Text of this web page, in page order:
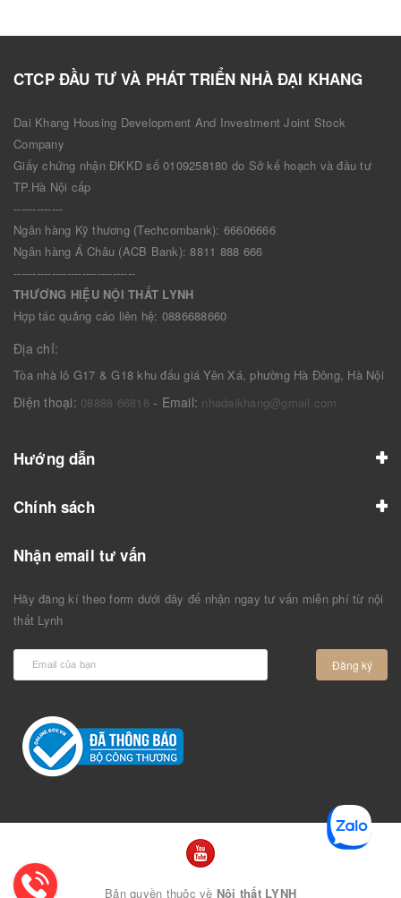
CTCP ĐẦU TƯ VÀ PHÁT TRIỂN NHÀ ĐẠI KHANG
Dai Khang Housing Development And Investment Joint Stock
Company
Giấy chứng nhận ĐKKD số 0109258180 do Sở kế hoạch và đầu tư
TP.Hà Nội cấp
-------------
Ngân hàng Kỹ thương (Techcombank): 66606666
Ngân hàng Á Châu (ACB Bank): 8811 888 666
--------------------------------
THƯƠNG HIỆU NỘI THẤT LYNH
Hợp tác quảng cáo liên hệ: 0886688660
Địa chỉ:
Tòa nhà lô G17 & G18 khu đấu giá Yên Xá, phường Hà Đông, Hà Nội
Điện thoại: 08888 66816 - Email: nhadaikhang@gmail.com
Hướng dẫn
Chính sách
Nhận email tư vấn
Hãy đăng kí theo form dưới đây để nhận ngay tư vấn miễn phí từ nội
thất Lynh
Đăng ký
Bản quyền thuộc về Nội thất LYNH